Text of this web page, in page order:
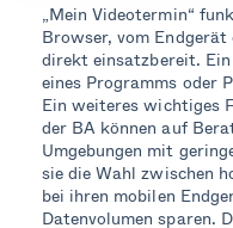
„Mein Videotermin“
Browser, vom
direkt einsatzbereit.
eines Programms oder
Ein weiteres wichtiges
der BA können auf
Umgebungen mit
sie die Wahl zwischen
bei ihren mobilen
Datenvolumen sparen.